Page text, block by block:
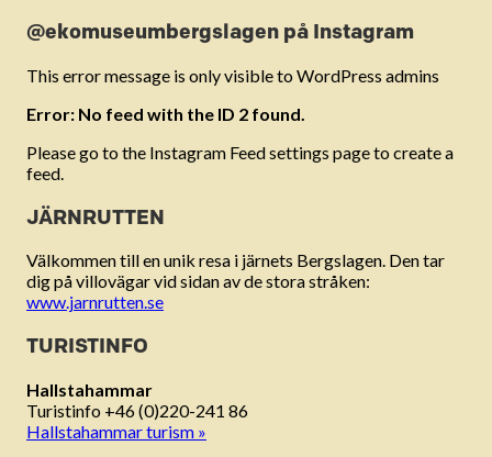
@ekomuseumbergslagen på Instagram
This error message is only visible to WordPress admins
Error: No feed with the ID 2 found.
Please go to the Instagram Feed settings page to create a
feed.
JÄRNRUTTEN
Välkommen till en unik resa i järnets Bergslagen. Den tar
dig på villovägar vid sidan av de stora stråken:
www.jarnrutten.se
TURISTINFO
Hallstahammar
Turistinfo +46 (0)220-241 86
Hallstahammar turism »